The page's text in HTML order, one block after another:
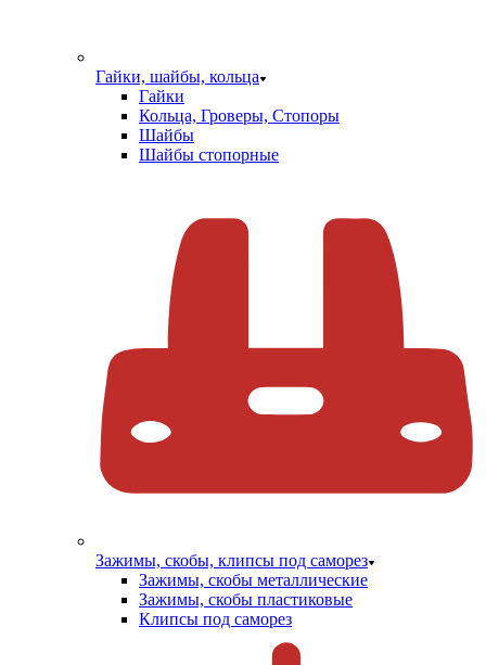
Гайки, шайбы, кольца
Гайки
Кольца, Гроверы, Стопоры
Шайбы
Шайбы стопорные
Зажимы, скобы, клипсы под саморез
Зажимы, скобы металлические
Зажимы, скобы пластиковые
Клипсы под саморез